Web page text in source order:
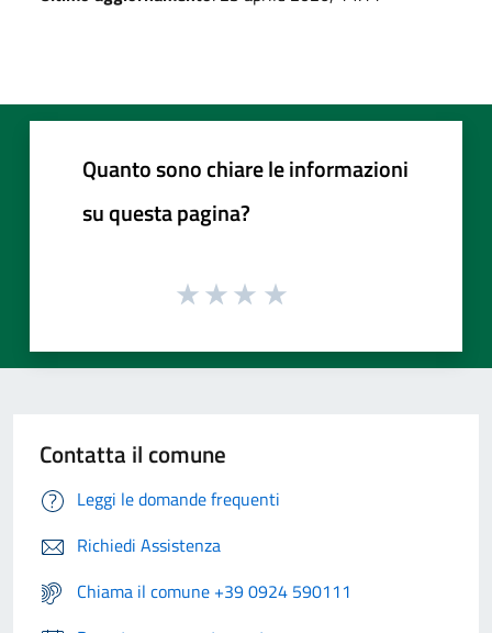
Quanto sono chiare le informazioni
su questa pagina?
Contatta il comune
Leggi le domande frequenti
Richiedi Assistenza
Chiama il comune +39 0924 590111